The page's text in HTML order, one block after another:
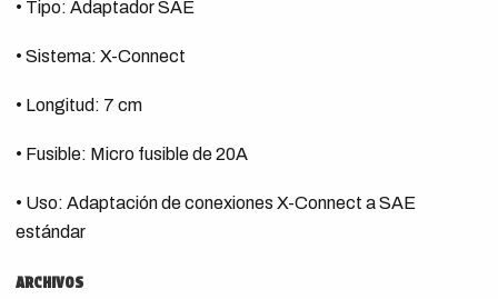
• Tipo: Adaptador SAE
• Sistema: X-Connect
• Longitud: 7 cm
• Fusible: Micro fusible de 20A
• Uso: Adaptación de conexiones X-Connect a SAE
estándar
ARCHIVOS